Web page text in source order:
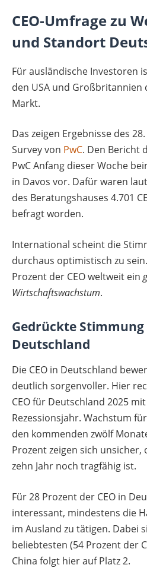
CEO-Umfrage zu
und Standort
Für ausländische Investoren
den USA und
Markt.
Das zeigen Ergebnisse des
Survey von PwC. Den Bericht
PwC Anfang dieser Woche
in Davos vor. Dafür waren
des Beratungshauses 4.701
befragt worden.
International scheint die
durchaus optimistisch zu
Prozent der CEO weltweit ein
Wirtschaftswachstum.
Gedrückte Stimmung
Deutschland
Die CEO in Deutschland
deutlich sorgenvoller. Hier
CEO für Deutschland 2025
Rezessionsjahr. Wachstum
den kommenden zwölf
Prozent zeigen sich
zehn Jahr noch tragfähig ist.
Für 28 Prozent der CEO in
interessant, mindestens die
im Ausland zu tätigen. Dabei
beliebtesten (54 Prozent der
China folgt hier auf Platz 2.